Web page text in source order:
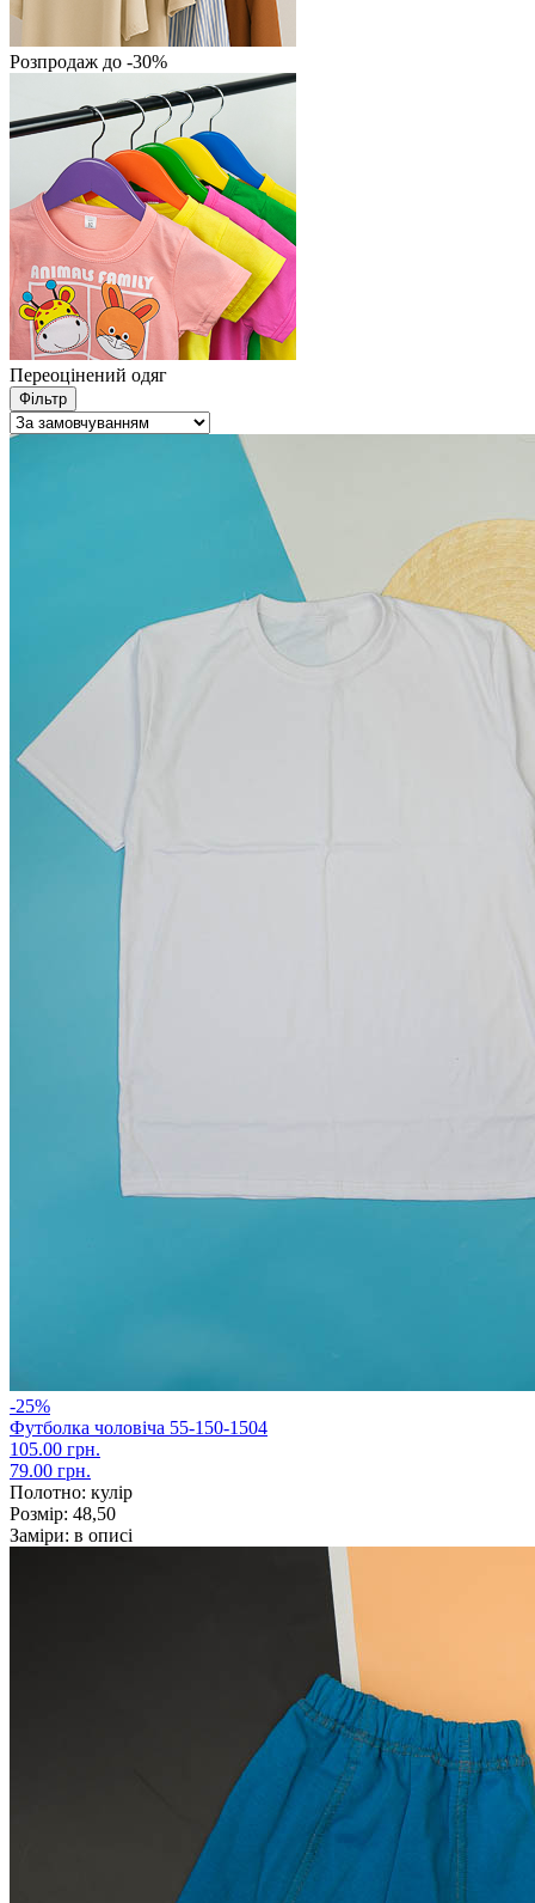
Розпродаж до -30%
Переоцінений одяг
Фільтр
-25%
Футболка чоловіча 55-150-1504
105.00 грн.
79.00 грн.
Полотно: кулір
Розмір: 48,50
Заміри: в описі